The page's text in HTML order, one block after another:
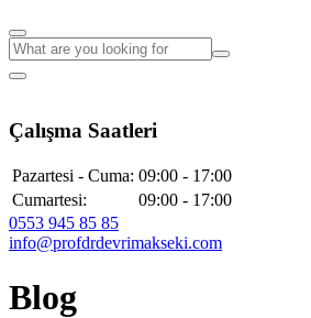
Çalışma Saatleri
Pazartesi - Cuma: 09:00 - 17:00
Cumartesi:
09:00 - 17:00
0553 945 85 85
info@profdrdevrimakseki.com
Blog